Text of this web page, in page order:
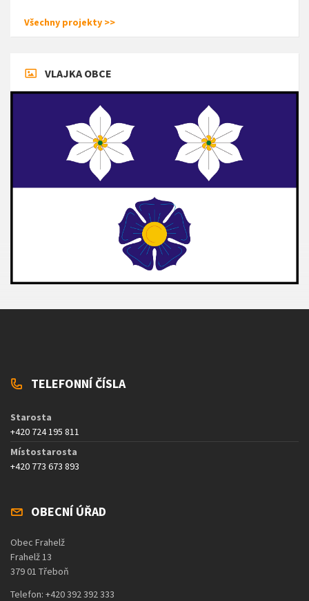
Všechny projekty >>
VLAJKA OBCE
TELEFONNÍ ČÍSLA
Starosta
+420 724 195 811
Místostarosta
+420 773 673 893
OBECNÍ ÚŘAD
Obec Frahelž
Frahelž 13
379 01 Třeboň
Telefon: +420 392 392 333